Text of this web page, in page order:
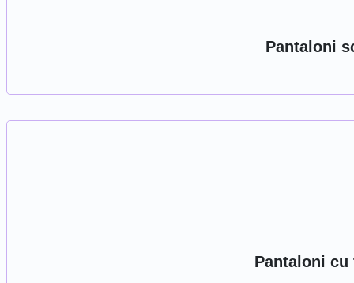
Pantaloni
Pantaloni